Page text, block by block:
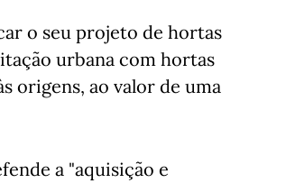
o seu projeto de hortas
urbana com hortas
origens, ao valor de uma
a "aquisição e